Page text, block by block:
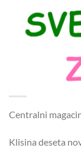
Centralni
Klisina deseta